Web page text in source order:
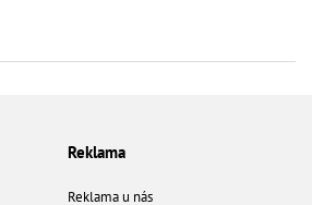
Reklama
Reklama u nás